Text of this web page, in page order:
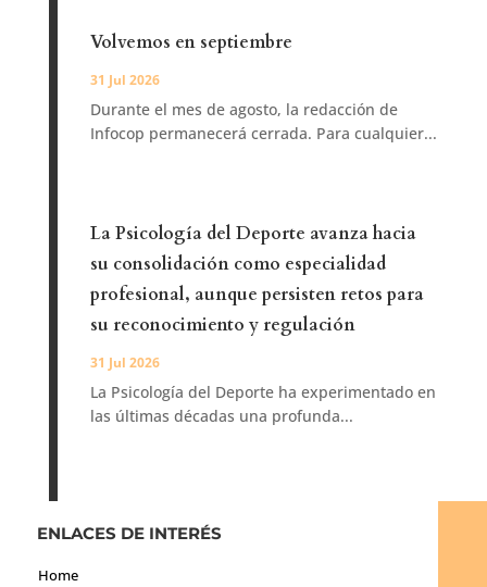
Volvemos en septiembre
31 Jul 2026
Durante el mes de agosto, la redacción de
Infocop permanecerá cerrada. Para cualquier...
La Psicología del Deporte avanza hacia
su consolidación como especialidad
profesional, aunque persisten retos para
su reconocimiento y regulación
31 Jul 2026
La Psicología del Deporte ha experimentado en
las últimas décadas una profunda...
ENLACES DE INTERÉS
Home